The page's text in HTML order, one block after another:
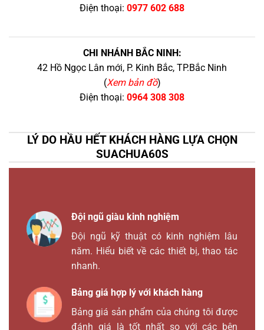
Điện thoại: 0977 602 688
CHI NHÁNH BẮC NINH:
42 Hồ Ngọc Lân mới, P. Kinh Bắc, TP.Bắc Ninh
(Xem bản đồ)
Điện thoại: 0964 308 308
LÝ DO HẦU HẾT KHÁCH HÀNG LỰA CHỌN
SUACHUA60S
Đội ngũ giàu kinh nghiệm
Đội ngũ kỹ thuật có kinh nghiệm lâu
năm. Hiểu biết về các thiết bị, thao tác
nhanh.
Bảng giá hợp lý với khách hàng
Bảng giá sản phẩm của chúng tôi được
đánh giá là tốt nhất so với các bên